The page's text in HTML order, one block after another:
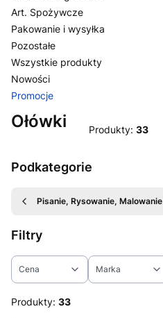
Art. Spożywcze
Pakowanie i wysyłka
Pozostałe
Wszystkie produkty
Nowości
Promocje
Koniec menu
Ołówki Produkty: 33
Podkategorie
Pisanie, Rysowanie, Malowanie
Filtry
Cena Marka
Koniec filtrów
Produkty: 33